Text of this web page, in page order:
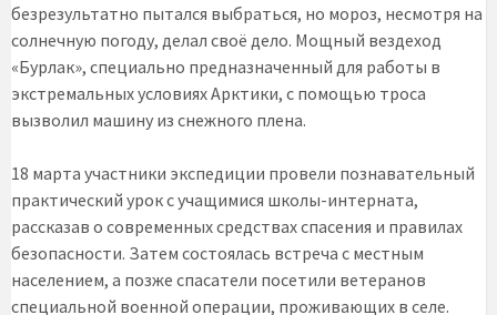
безрезультатно пытался выбраться, но мороз, несмотря на
солнечную погоду, делал своё дело. Мощный вездеход
«Бурлак», специально предназначенный для работы в
экстремальных условиях Арктики, с помощью троса
вызволил машину из снежного плена.
18 марта участники экспедиции провели познавательный
практический урок с учащимися школы-интерната,
рассказав о современных средствах спасения и правилах
безопасности. Затем состоялась встреча с местным
населением, а позже спасатели посетили ветеранов
специальной военной операции, проживающих в селе.